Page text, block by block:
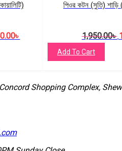
.
৳
1,450.00৳ .
পিওর কটন (সুতি) শাড়ি
1,950.00৳
Add To Cart
Shopping Complex,